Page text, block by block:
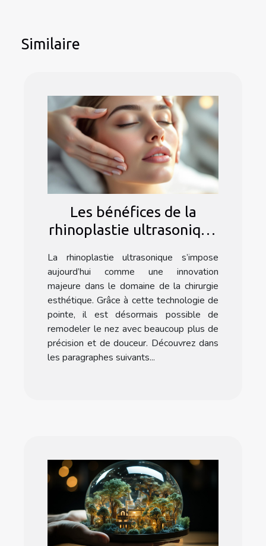
Similaire
Les bénéfices de la
rhinoplastie ultrasonique
La rhinoplastie ultrasonique s’impose
aujourd’hui comme une innovation
majeure dans le domaine de la chirurgie
esthétique. Grâce à cette technologie de
pointe, il est désormais possible de
remodeler le nez avec beaucoup plus de
précision et de douceur. Découvrez dans
les paragraphes suivants...